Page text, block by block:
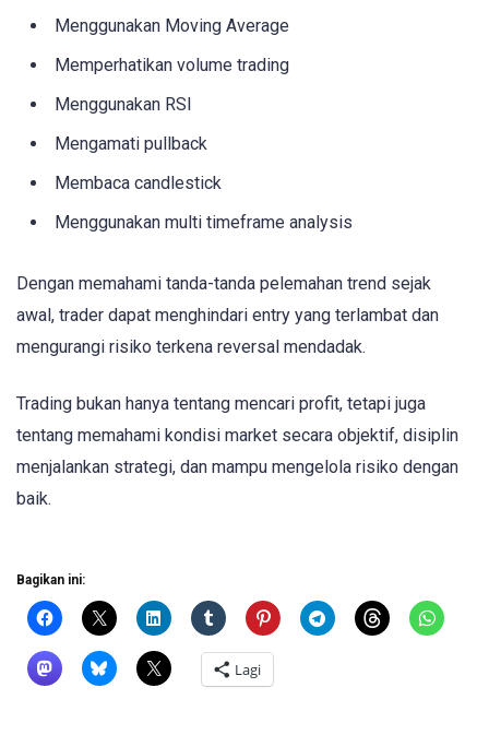
Menggunakan Moving Average
Memperhatikan volume trading
Menggunakan RSI
Mengamati pullback
Membaca candlestick
Menggunakan multi timeframe analysis
Dengan memahami tanda-tanda pelemahan trend sejak
awal, trader dapat menghindari entry yang terlambat dan
mengurangi risiko terkena reversal mendadak.
Trading bukan hanya tentang mencari profit, tetapi juga
tentang memahami kondisi market secara objektif, disiplin
menjalankan strategi, dan mampu mengelola risiko dengan
baik.
Bagikan ini:
Lagi